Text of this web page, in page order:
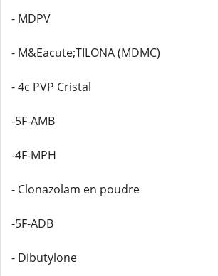
- MDPV
- M&Eacute;TILONA (MDMC)
- 4c PVP Cristal
-5F-AMB
-4F-MPH
- Clonazolam en poudre
-5F-ADB
- Dibutylone